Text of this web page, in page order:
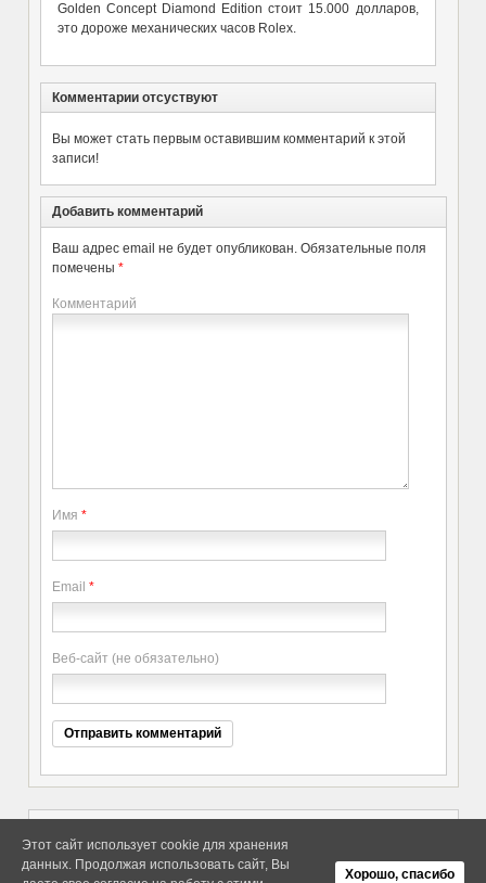
Golden Concept Diamond Edition стоит 15.000 долларов,
это дороже механических часов Rolex.
Комментарии отсуствуют
Вы может стать первым оставившим комментарий к этой
записи!
Добавить комментарий
Ваш адрес email не будет опубликован. Обязательные поля
помечены *
Комментарий
Имя *
Email *
Веб-сайт (не обязательно)
Об Arras WordPress Theme
Copyright elitethings. All Rights
Этот сайт использует cookie для хранения
данных. Продолжая использовать сайт, Вы
Хорошо, спасибо